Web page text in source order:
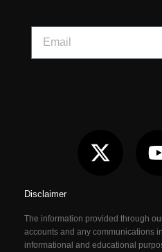
Disclaimer
The information provided through
accounts and any communications
informational and educational